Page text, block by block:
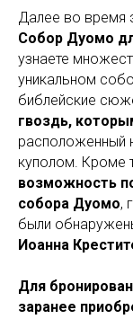
Далее во время
Собор Дуомо
узнаете
уникальном
библейские
гвоздь,
расположенный
куполом. Кроме
возможность
собора Дуомо,
были
Иоанна
Для
заранее